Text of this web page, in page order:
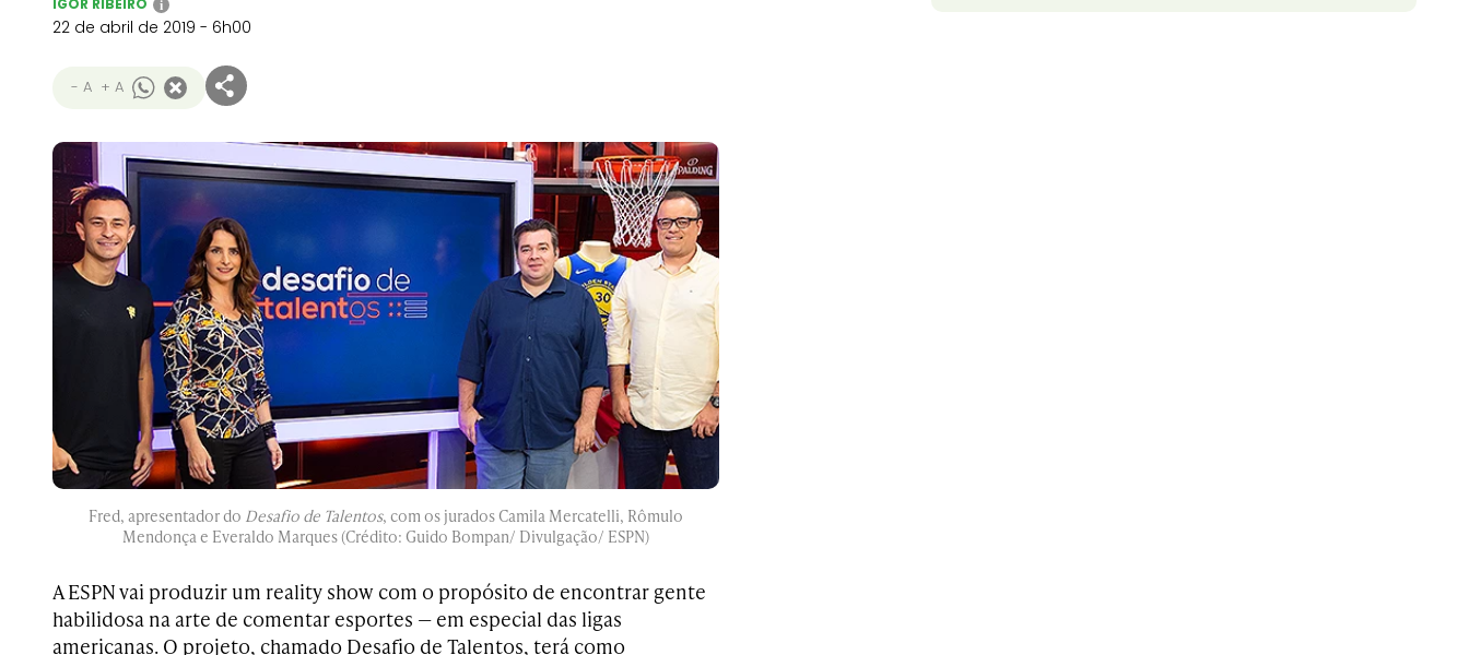
IGOR RIBEIRO i
22 de abril de 2019 - 6h00
- A + A
Fred, apresentador do Desafio de Talentos, com os jurados Camila Mercatelli, Rômulo
Mendonça e Everaldo Marques (Crédito: Guido Bompan/ Divulgação/ ESPN)
A ESPN vai produzir um reality show com o propósito de encontrar gente
habilidosa na arte de comentar esportes — em especial das ligas
americanas. O projeto, chamado Desafio de Talentos, terá como